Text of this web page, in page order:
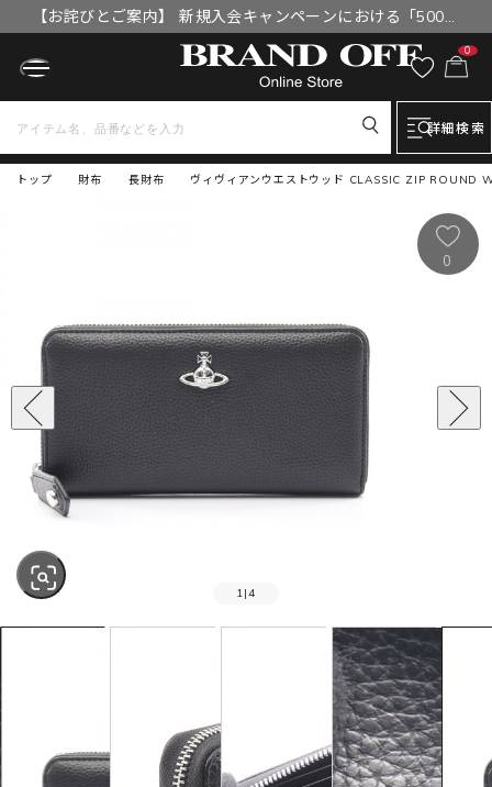
【お詫びとご案内】 新規入会キャンペーンにおける「500円
OFFクーポン」付与漏れと補填について
0
詳細検索
トップ ヴィヴィアンウエストウッド CLASSIC ZIP ROUND
財布 長財布
SOLD OUT
1 |4
0